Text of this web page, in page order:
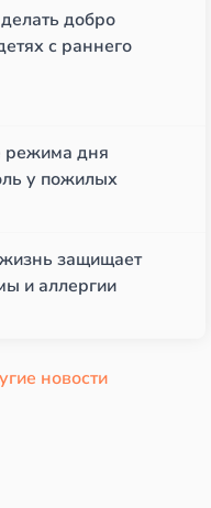
добро
с раннего
режима дня
у пожилых
защищает
и аллергии
новости